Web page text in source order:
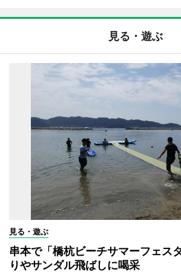
見る・遊ぶ
見る・遊ぶ
串本で「橋杭ビーチサマーフェ
りやサンダル飛ばしに喝采